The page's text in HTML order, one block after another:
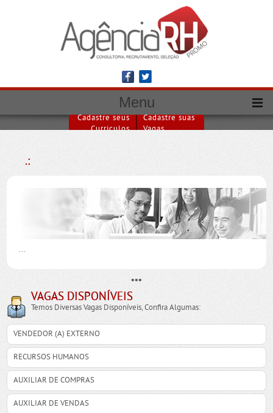
Menu
Cadastre seus
Curriculos
Cadastre suas
Vagas
.:
...
•••
VAGAS DISPONÍVEIS
Temos Diversas Vagas Disponíveis, Confira Algumas:
VENDEDOR (A) EXTERNO
RECURSOS HUMANOS
AUXILIAR DE COMPRAS
AUXILIAR DE VENDAS